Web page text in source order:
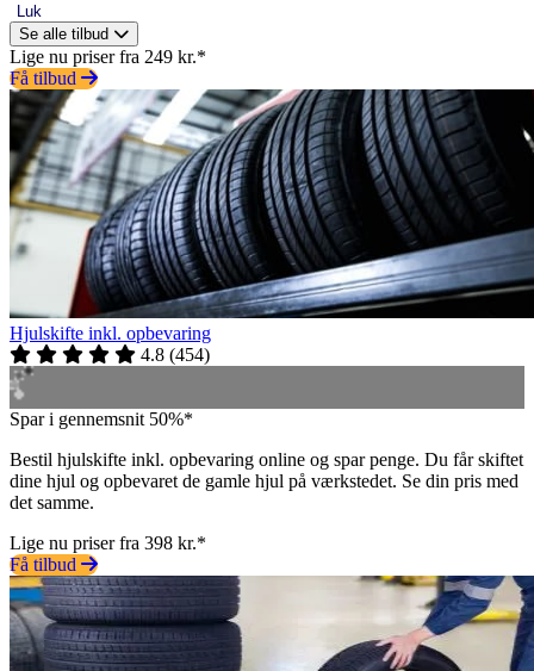
Luk
Se alle tilbud
Lige nu priser fra 249 kr.*
Få tilbud
Hjulskifte inkl. opbevaring
4.8 (454)
Spar i gennemsnit 50%*
Bestil hjulskifte inkl. opbevaring online og spar penge. Du får skiftet
dine hjul og opbevaret de gamle hjul på værkstedet. Se din pris med
det samme.
Lige nu priser fra 398 kr.*
Få tilbud